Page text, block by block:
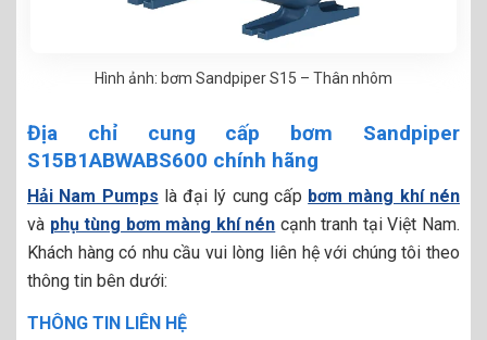
Hình ảnh: bơm Sandpiper S15 – Thân nhôm
Địa chỉ cung cấp bơm Sandpiper
S15B1ABWABS600 chính hãng
Hải Nam Pumps là đại lý cung cấp bơm màng khí nén
và phụ tùng bơm màng khí nén cạnh tranh tại Việt Nam.
Khách hàng có nhu cầu vui lòng liên hệ với chúng tôi theo
thông tin bên dưới:
THÔNG TIN LIÊN HỆ